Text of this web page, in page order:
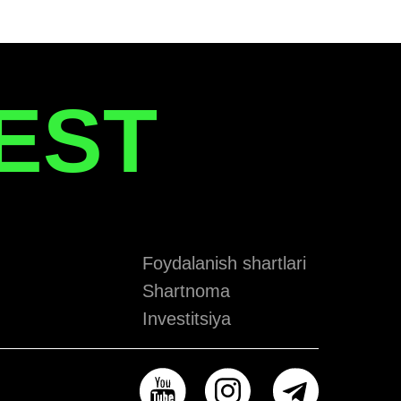
Foydalanish shartlari
Shartnoma
Investitsiya